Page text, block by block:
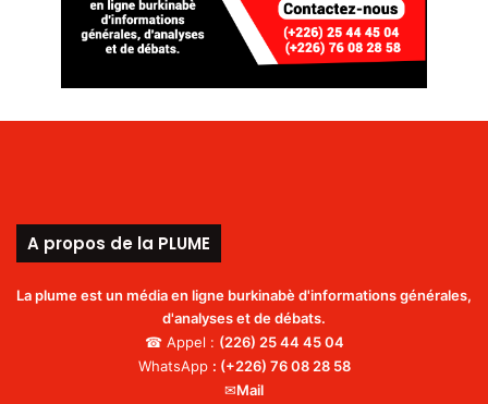
A propos de la PLUME
La plume est un média en ligne burkinabè d'informations générales,
d'analyses et de débats.
☎ Appel : (226) 25 44 45 04
WhatsApp : (+226) 76 08 28 58
✉Mail